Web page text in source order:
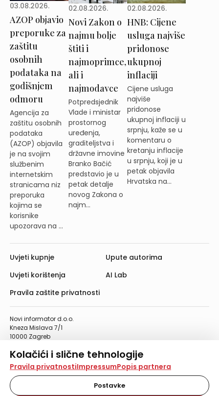
Kolačići i slične tehnologije
Na našoj web stranici koristimo kolačiće i slične
tehnologije za pohranu, čitanje i obradu informacija na
vašem uređaju. Time poboljšavamo korisničko iskustvo,
analiziramo promet na stranici te prikazujemo sadržaje i
Pravila privatnostiImpressumPopis partnera
Postavke
03.08.2026.
AZOP objavio
preporuke za
zaštitu
osobnih
podataka na
godišnjem
odmoru
Agencija za
zaštitu osobnih
podataka
(AZOP) objavila
je na svojim
službenim
internetskim
stranicama niz
preporuka
kojima se
korisnike
upozorava na ...
02.08.2026.
Novi Zakon o
najmu bolje
štiti i
najmoprimce,
ali i
najmodavce
Potpredsjednik
Vlade i ministar
prostornog
uređenja,
graditeljstva i
državne imovine
Branko Bačić
predstavio je u
petak detalje
novog Zakona o
najm...
02.08.2026.
HNB: Cijene
usluga najviše
pridonose
ukupnoj
inflaciji
Cijene usluga
najviše
pridonose
ukupnoj inflaciji u
srpnju, kaže se u
komentaru o
kretanju inflacije
u srpnju, koji je u
petak objavila
Hrvatska na...
Novi informator d.o.o.
Kneza Mislava 7/1
10000 Zagreb
Telefaks: 01/4612-553
info@informator.hr
PRATITE NAS:
Uvjeti kupnje
Uvjeti korištenja
Pravila zaštite privatnosti
Upute autorima
AI Lab